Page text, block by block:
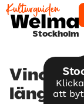
Stockholm
att
Vincen
längre